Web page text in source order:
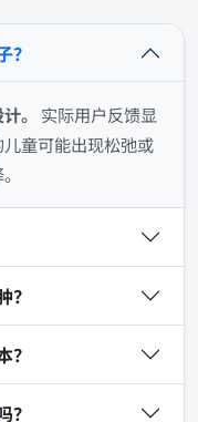
？
。 实际用户反馈显
童可能出现松弛或
？
？
？